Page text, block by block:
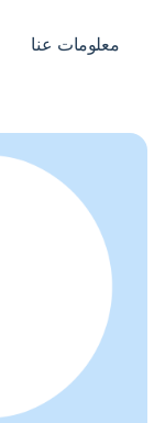
معلومات عنا